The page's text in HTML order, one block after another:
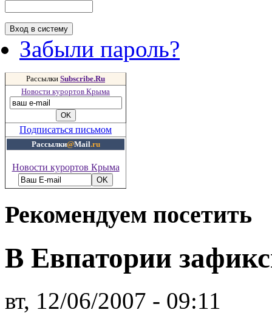
Забыли пароль?
Рассылки Subscribe.Ru
Новости курортов Крыма
Подписаться письмом
Рассылки@Mail.ru
Новости курортов Крыма
Рекомендуем посетить
В Евпатории
вт, 12/06/2007 - 09:11